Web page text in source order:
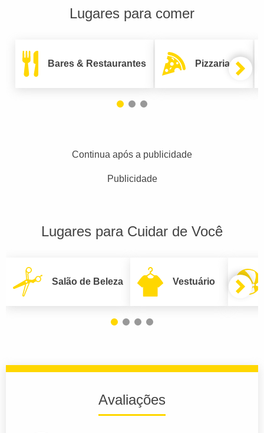
Lugares para comer
Bares & Restaurantes Pizzarias
Continua após a publicidade
Publicidade
Lugares para Cuidar de Você
Salão de Beleza Vestuário
Avaliações